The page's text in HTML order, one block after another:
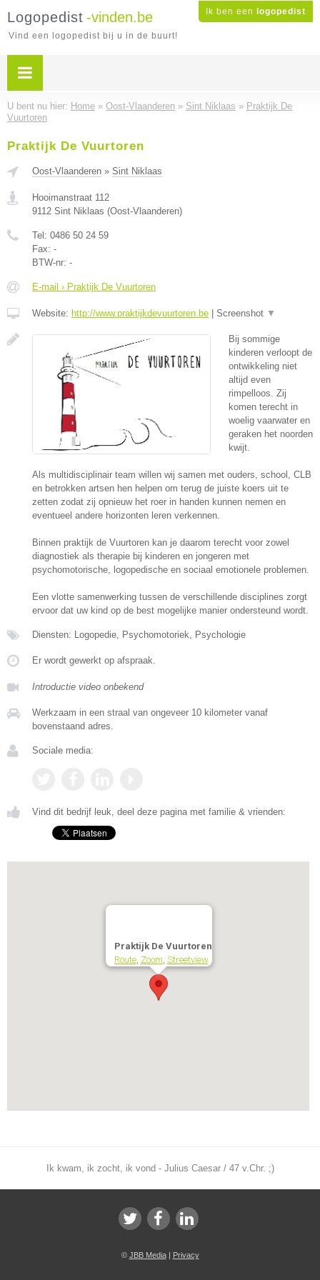
Ik ben een logopedist
Logopedist -vinden.be
Vind een logopedist bij u in de buurt!
U bent nu hier: Home » Oost-Vlaanderen » Sint Niklaas » Praktijk De
Vuurtoren
Praktijk De Vuurtoren
Oost-Vlaanderen » Sint Niklaas
Hooimanstraat 112
9112 Sint Niklaas (Oost-Vlaanderen)
Tel: 0486 50 24 59
Fax: -
BTW-nr: -
E-mail › Praktijk De Vuurtoren
Website: http://www.praktijkdevuurtoren.be Screenshot ▼
Bij sommige
kinderen verloopt de
ontwikkeling niet
altijd even
rimpelloos. Zij
komen terecht in
woelig vaarwater en
geraken het noorden
kwijt.
Als multidisciplinair team willen wij samen met ouders, school, CLB
en betrokken artsen hen helpen om terug de juiste koers uit te
zetten zodat zij opnieuw het roer in handen kunnen nemen en
eventueel andere horizonten leren verkennen.
Binnen praktijk de Vuurtoren kan je daarom terecht voor zowel
diagnostiek als therapie bij kinderen en jongeren met
psychomotorische, logopedische en sociaal emotionele problemen.
Een vlotte samenwerking tussen de verschillende disciplines zorgt
ervoor dat uw kind op de best mogelijke manier ondersteund wordt.
Diensten: Logopedie, Psychomotoriek, Psychologie
Er wordt gewerkt op afspraak.
Introductie video onbekend
Werkzaam in een straal van ongeveer 10 kilometer vanaf
bovenstaand adres.
Sociale media:
Vind dit bedrijf leuk, deel deze pagina met familie & vrienden:
Praktijk De Vuurtoren
Route, Zoom, Streetview
Ik kwam, ik zocht, ik vond - Julius Caesar / 47 v.Chr. ;)
© JBB Media| Privacy